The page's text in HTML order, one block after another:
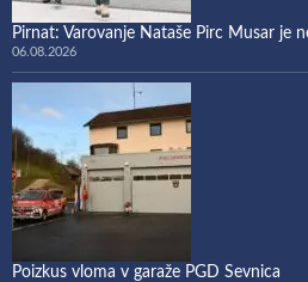
Pirnat: Varovanje Nataše Pirc Musar je
06.08.2026
Poizkus vloma v garaže PGD Sevnica